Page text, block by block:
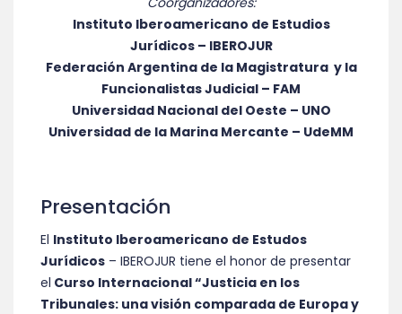
Instituto Iberoamericano de Estudios
Jurídicos – IBEROJUR
Federación Argentina de la Magistratura y la
Funcionalistas Judicial – FAM
Universidad Nacional del Oeste – UNO
Universidad de la Marina Mercante – UdeMM
Presentación
El Instituto Iberoamericano de Estudos
Jurídicos – IBEROJUR tiene el honor de presentar
el Curso Internacional “Justicia en los
Tribunales: una visión comparada de Europa y